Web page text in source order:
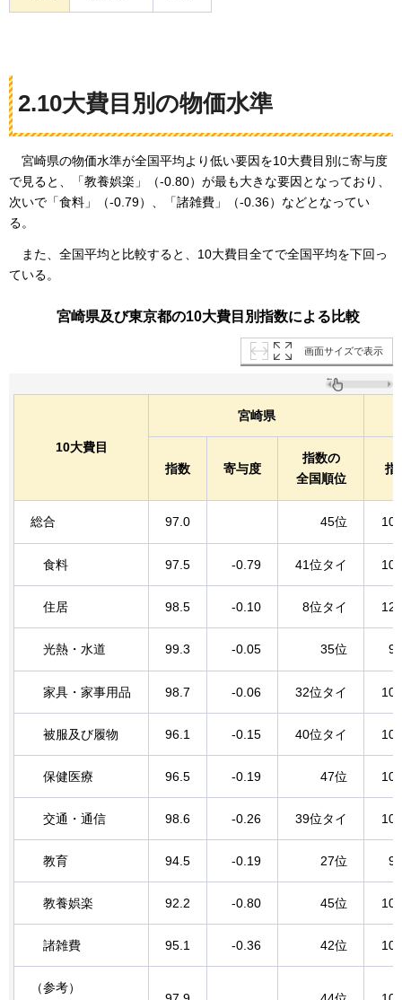
2.10大費目別の物価水準
宮崎県の物価水準が全国平均より低い要因を10大費目別に寄与度
で見ると、「教養娯楽」（-0.80）が最も大きな要因となっており、
次いで「食料」（-0.79）、「諸雑費」（-0.36）などとなってい
る。
また、全国平均と比較すると、10大費目全てで全国平均を下回っ
ている。
宮崎県及び東京都の10大費目別指数による比較
画面サイズで表示
10大費目
宮崎県
指数 寄与度
指数の
全国順位
指
総合 97.0 45位
食料 97.5 -0.79 41位タイ
住居 98.5 -0.10 8位タイ
光熱・水道 99.3 -0.05 35位
家具・家事用品 98.7 -0.06 32位タイ
被服及び履物 96.1 -0.15 40位タイ
保健医療 96.5 -0.19 47位
交通・通信 98.6 -0.26 39位タイ
教育 94.5 -0.19 27位
教養娯楽 92.2 -0.80 45位
諸雑費 95.1 -0.36 42位
（参考）